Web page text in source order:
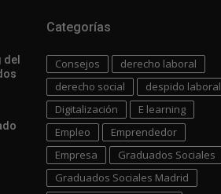
del
Categorías
Consejos
derecho laboral
derecho social
despido laboral
Digitalización
E learning
Empleo
Emprendedor
Empresa
Graduados Sociales
Graduados Sociales Madrid